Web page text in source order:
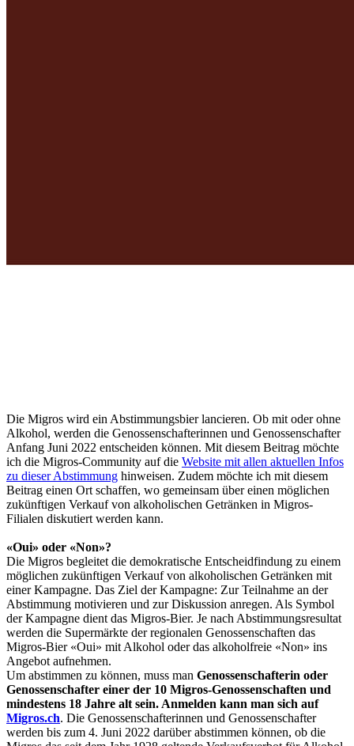
Die Migros wird ein Abstimmungsbier lancieren. Ob mit oder ohne
Alkohol, werden die Genossenschafterinnen und Genossenschafter
Anfang Juni 2022 entscheiden können. Mit diesem Beitrag möchte
ich die Migros-Community auf die Website mit allen aktuellen Infos
zu dieser Abstimmung hinweisen. Zudem möchte ich mit diesem
Beitrag einen Ort schaffen, wo gemeinsam über einen möglichen
zukünftigen Verkauf von alkoholischen Getränken in Migros-
Filialen diskutiert werden kann.
«Oui» oder «Non»?
Die Migros begleitet die demokratische Entscheidfindung zu einem
möglichen zukünftigen Verkauf von alkoholischen Getränken mit
einer Kampagne. Das Ziel der Kampagne: Zur Teilnahme an der
Abstimmung motivieren und zur Diskussion anregen. Als Symbol
der Kampagne dient das Migros-Bier. Je nach Abstimmungsresultat
werden die Supermärkte der regionalen Genossenschaften das
Migros-Bier «Oui» mit Alkohol oder das alkoholfreie «Non» ins
Angebot aufnehmen.
Um abstimmen zu können, muss man Genossenschafterin oder
Genossenschafter einer der 10 Migros-Genossenschaften und
mindestens 18 Jahre alt sein. Anmelden kann man sich auf
Migros.ch. Die Genossenschafterinnen und Genossenschafter
werden bis zum 4. Juni 2022 darüber abstimmen können, ob die